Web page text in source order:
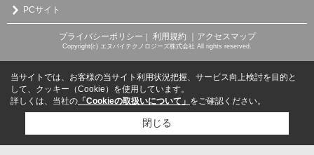
PCサイト
プライバシーポリシー ｜ 利用規約 ｜アクセスマップ
Copyright(c) エヌバイテクノロジーズ株式会社 All rights reserved.
当サイトでは、お客様の当サイト利用状況把握、サービス向上検討を目的と
して、クッキー（Cookie）を使用しています。
詳しくは、当社の 「Cookieの取扱いについて」 をご確認ください。
閉じる